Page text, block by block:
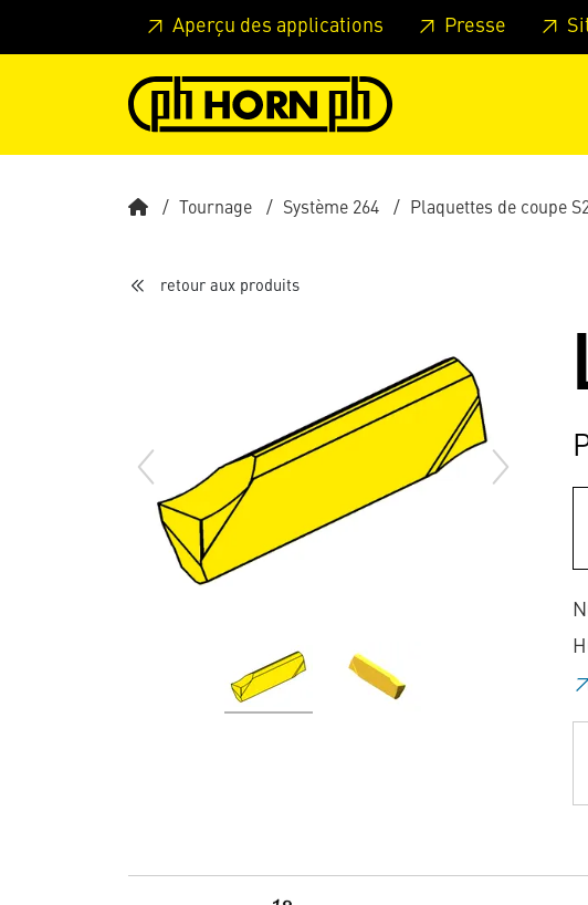
Skip to main content Passer à l'en-tête de la page Passer au
Aperçu des applications Presse
Tournage Système 264 Plaquettes de coupe
retour aux produits